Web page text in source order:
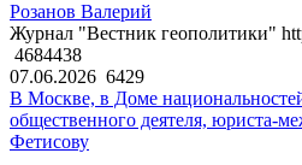
Розанов Валерий
Журнал "Вестник геополитики"
4684438
07.06.2026 6429
В Москве, в Доме
общественного деятеля, юриста-
Фетисову